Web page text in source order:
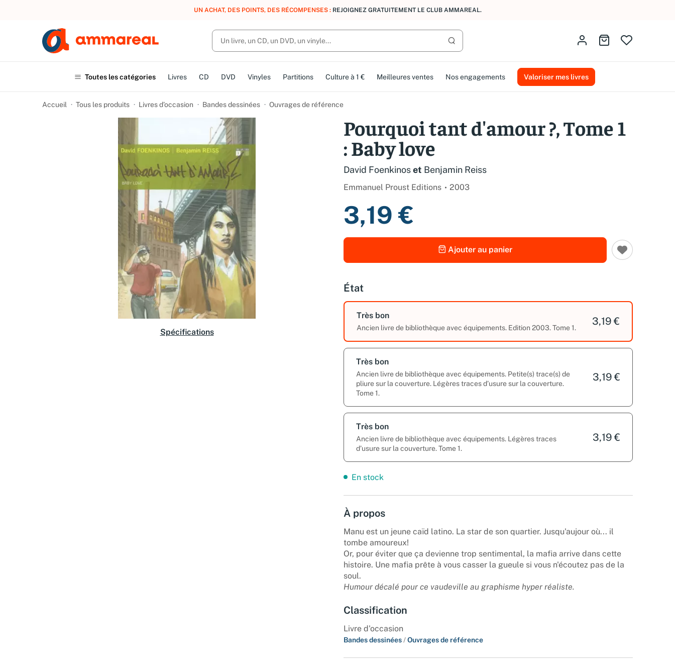
UN ACHAT, DES POINTS, DES RÉCOMPENSES : REJOIGNEZ GRATUITEMENT LE CLUB AMMAREAL.
Lancer la recherche
Identifiez-vousAller au panier
Toutes les catégories Livres CD DVD Vinyles Partitions Culture à 1 € Meilleures ventes Nos engagements Valoriser mes livres
Accueil Tous les produits Livres d’occasion Bandes dessinées Ouvrages de référence
Spécifications
Pourquoi tant d'amour ?, Tome 1
: Baby love
David Foenkinoset Benjamin Reiss
Emmanuel Proust Editions 2003
3,19 €
Ajouter au panier
État
Très bon
Ancien livre de bibliothèque avec équipements. Edition 2003. Tome 1.
3,19 €
Très bon
Ancien livre de bibliothèque avec équipements. Petite(s) trace(s) de
pliure sur la couverture. Légères traces d’usure sur la couverture.
Tome 1.
3,19 €
Très bon
Ancien livre de bibliothèque avec équipements. Légères traces
d’usure sur la couverture. Tome 1.
3,19 €
En stock
À propos
Manu est un jeune caïd latino. La star de son quartier. Jusqu'aujour où... il
tombe amoureux!
Or, pour éviter que ça devienne trop sentimental, la mafia arrive dans cette
histoire. Une mafia prête à vous casser la gueule si vous n'écoutez pas de la
soul.
Humour décalé pour ce vaudeville au graphisme hyper réaliste.
Classification
Livre d'occasion
Bandes dessinées /Ouvrages de référence